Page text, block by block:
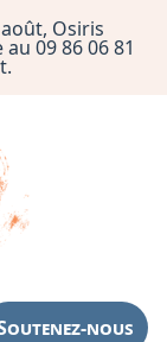
Osiris
09 86 06 81
nous